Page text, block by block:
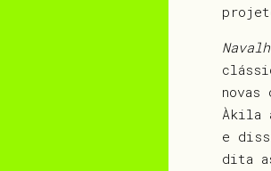
novas
Àkila
e
dita